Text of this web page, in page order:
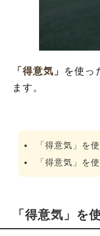
「得意気」 を使っ
ます。
「得意気」を
「得意気」を
「得意気」を